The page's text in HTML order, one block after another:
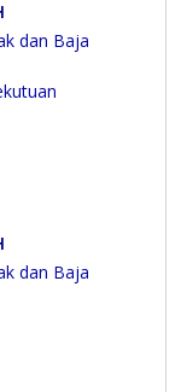
dan Baja
dan Baja